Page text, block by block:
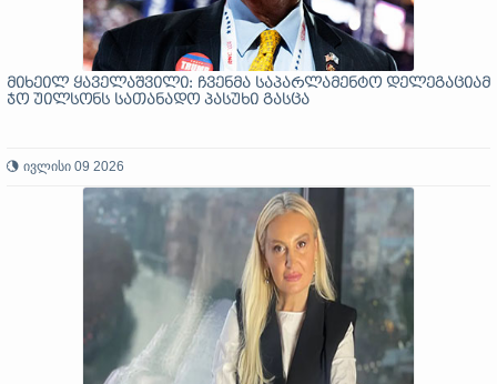
მიხეილ ყაველაშვილი: ჩვენმა საპარლამენტო დელეგაციამ
ჯო უილსონს სათანადო პასუხი გასცა
ივლისი 09 2026